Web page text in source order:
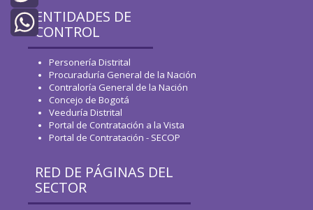
Twitter
WhatsApp
ENTIDADES DE
CONTROL
Personería Distrital
Procuraduría General de la Nación
Contraloría General de la Nación
Concejo de Bogotá
Veeduría Distrital
Portal de Contratación a la Vista
Portal de Contratación - SECOP
RED DE PÁGINAS DEL
SECTOR